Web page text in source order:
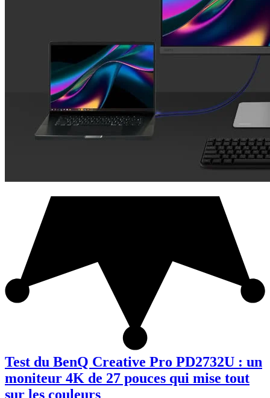
Test du BenQ Creative Pro PD2732U : un
moniteur 4K de 27 pouces qui mise tout
sur les couleurs